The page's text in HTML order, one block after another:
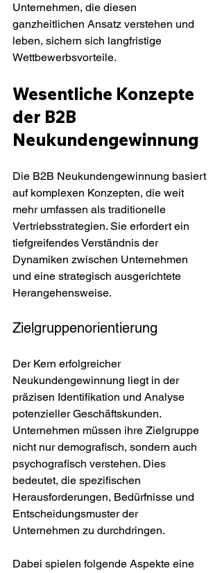
Unternehmen, die diesen
ganzheitlichen Ansatz verstehen und
leben, sichern sich langfristige
Wettbewerbsvorteile.
Wesentliche Konzepte
der B2B
Neukundengewinnung
Die B2B Neukundengewinnung basiert
auf komplexen Konzepten, die weit
mehr umfassen als traditionelle
Vertriebsstrategien. Sie erfordert ein
tiefgreifendes Verständnis der
Dynamiken zwischen Unternehmen
und eine strategisch ausgerichtete
Herangehensweise.
Zielgruppenorientierung
Der Kern erfolgreicher
Neukundengewinnung liegt in der
präzisen Identifikation und Analyse
potenzieller Geschäftskunden.
Unternehmen müssen ihre Zielgruppe
nicht nur demografisch, sondern auch
psychografisch verstehen. Dies
bedeutet, die spezifischen
Herausforderungen, Bedürfnisse und
Entscheidungsmuster der
Unternehmen zu durchdringen.
Dabei spielen folgende Aspekte eine